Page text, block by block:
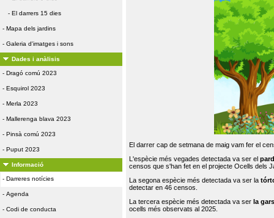
- El darrers 15 dies
- Mapa dels jardins
- Galeria d'imatges i sons
Dades i anàlisis
- Dragó comú 2023
- Esquirol 2023
- Merla 2023
- Mallerenga blava 2023
- Pinsà comú 2023
- Puput 2023
Informació
- Darreres notícies
- Agenda
- Codi de conducta
El darrer cap de setmana de maig vam fer el
L'espècie més vegades detectada va ser el
censos que s'han fet en el projecte Ocells dels
La segona espècie més detectada va ser la
detectar en 46 censos.
La tercera espècie més detectada va ser la
ocells més observats al 2025.